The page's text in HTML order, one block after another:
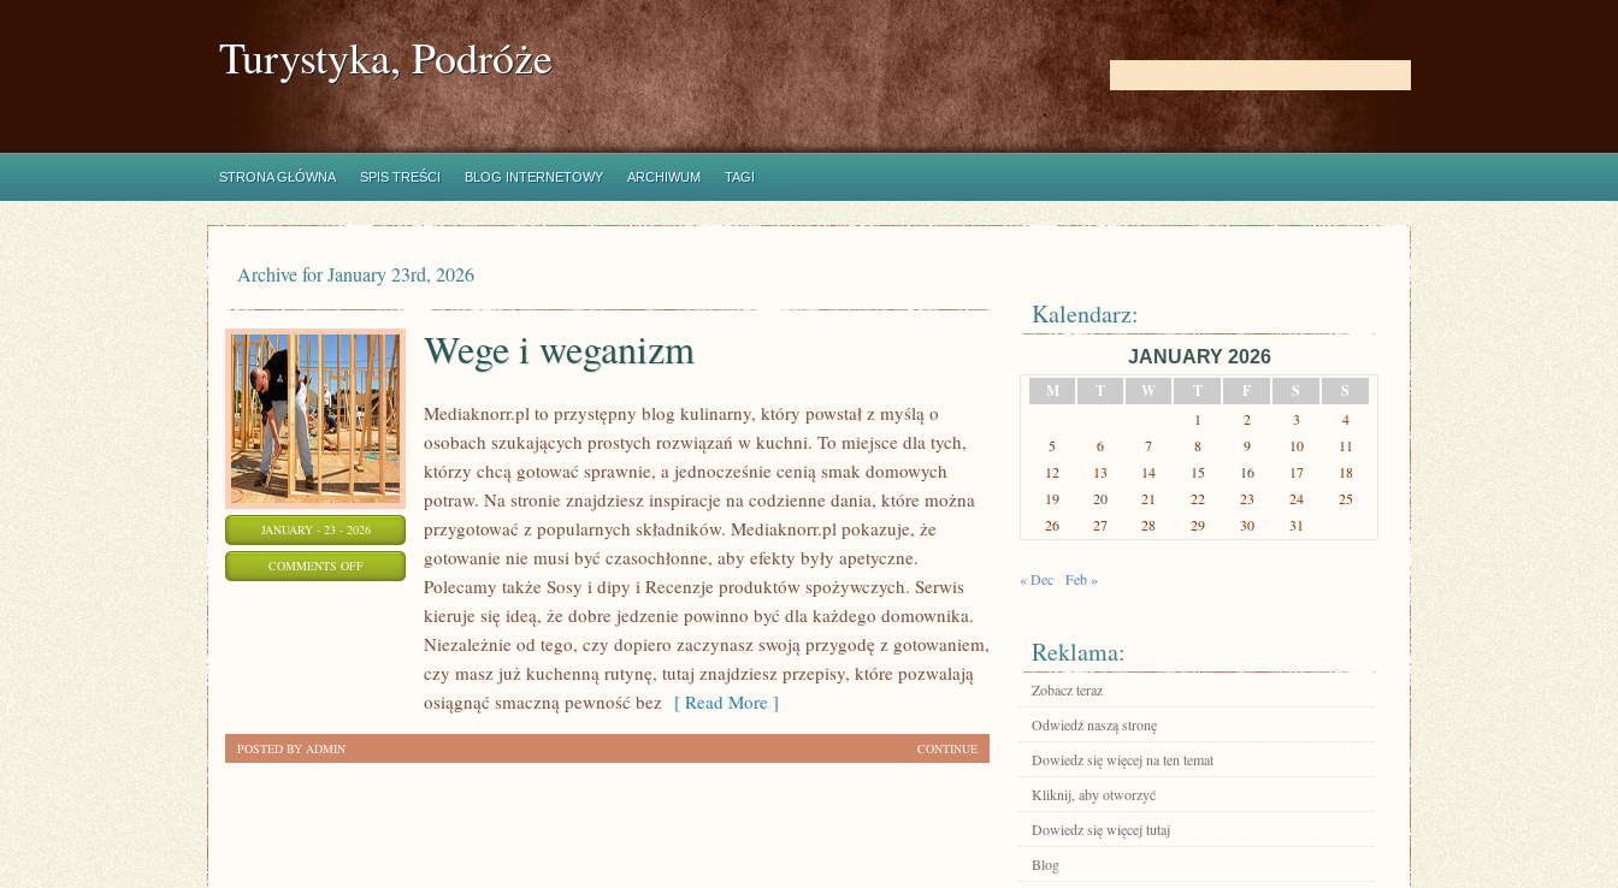
Turystyka, Podróże
STRONA GŁÓWNA SPIS TREŚCI BLOG INTERNETOWY ARCHIWUM TAGI
Archive for January 23rd, 2026
JANUARY - 23 - 2026
COMMENTS OFFON
WEGANIZM
Wege i weganizm
Mediaknorr.pl to przystępny blog kulinarny, który powstał z myślą o
osobach szukających prostych rozwiązań w kuchni. To miejsce dla tych,
którzy chcą gotować sprawnie, a jednocześnie cenią smak domowych
potraw. Na stronie znajdziesz inspiracje na codzienne dania, które można
przygotować z popularnych składników. Mediaknorr.pl pokazuje, że
gotowanie nie musi być czasochłonne, aby efekty były apetyczne.
Polecamy także Sosy i dipy i Recenzje produktów spożywczych. Serwis
kieruje się ideą, że dobre jedzenie powinno być dla każdego domownika.
Niezależnie od tego, czy dopiero zaczynasz swoją przygodę z gotowaniem,
czy masz już kuchenną rutynę, tutaj znajdziesz przepisy, które pozwalają
osiągnąć smaczną pewność bez [ Read More ]
CONTINUE
POSTED BY ADMIN
Kalendarz:
JANUARY 2026
M
T W T F S S
1 2 3
4
5
6 7 8 9 10
11
12
13 14 15 16 17
18
19
20 21 22 23 24
25
26
27 28 29 30 31
« Dec Feb »
Reklama:
Zobacz teraz
Odwiedź naszą stronę
Dowiedz się więcej na ten temat
Kliknij, aby otworzyć
Dowiedz się więcej tutaj
Blog